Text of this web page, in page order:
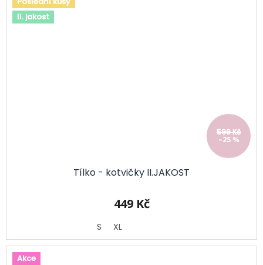
II. jakost
599 Kč
–25 %
Tílko - kotvičky II.JAKOST
449 Kč
S XL
Akce